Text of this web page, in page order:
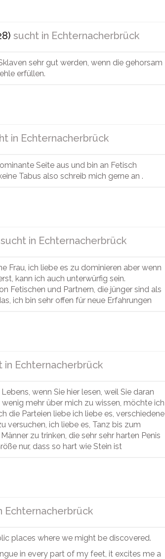
sucht in Echternacherbrück
sehr gut werden, wenn die gehorsam
erfüllen.
in Echternacherbrück
Seite aus und bin an Fetisch
Tabus also schreib mich gerne an .
sucht in Echternacherbrück
Frau, ich liebe es zu dominieren aber wenn
kann ich auch unterwürfig sein.
Fetischen und Partnern, die jünger sind als
ich bin sehr offen für neue Erfahrungen
in Echternacherbrück
wenn Sie hier lesen, weil Sie daran
wenig mehr über mich zu wissen, möchte ich
die Parteien liebe ich liebe es, verschiedene
versuchen, ich liebe es, Tanz bis zum
zu trinken, die sehr sehr harten Penis
nur, dass so hart wie Stein ist
Echternacherbrück
places where we might be discovered.
in every part of my feet, it excites me a